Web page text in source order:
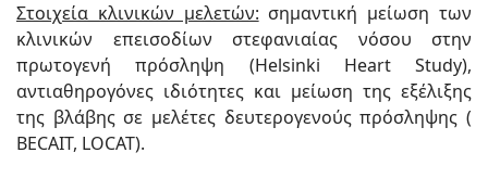
Στοιχεία κλινικών μελετών: σημαντική μείωση των
κλινικών επεισοδίων στεφανιαίας νόσου στην
πρωτογενή πρόσληψη (Helsinki Heart Study),
αντιαθηρογόνες ιδιότητες και μείωση της εξέλιξης
της βλάβης σε μελέτες δευτερογενούς πρόσληψης (
BECAIT, LOCAT).